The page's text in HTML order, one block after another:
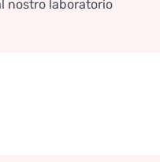
nostro laboratorio